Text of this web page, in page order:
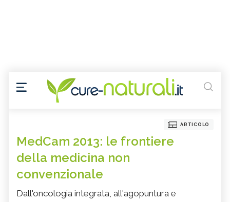
ARTICOLO
MedCam 2013: le frontiere
della medicina non
convenzionale
Dall'oncologia integrata, all'agopuntura e